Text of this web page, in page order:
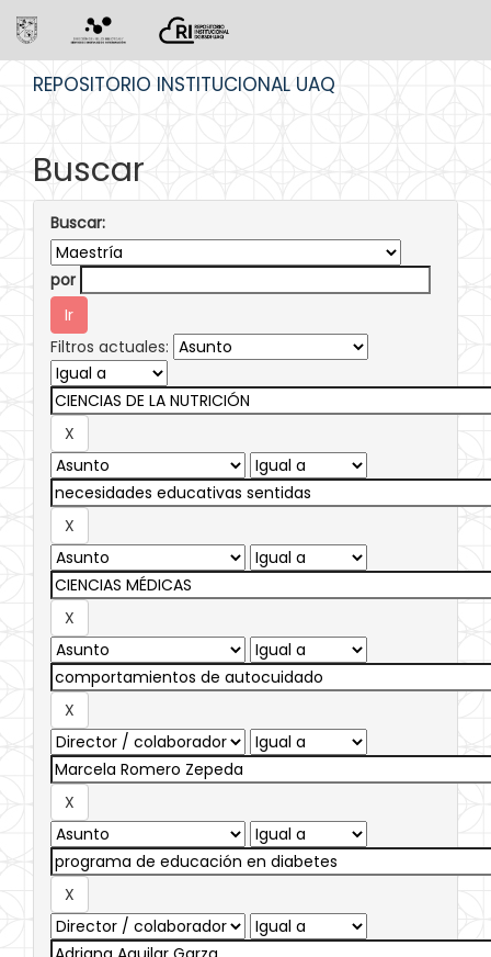
REPOSITORIO INSTITUCIONAL UAQ
Buscar
Buscar:
por
Filtros actuales: